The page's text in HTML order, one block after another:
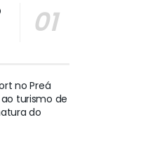
no Preá
turismo de
do